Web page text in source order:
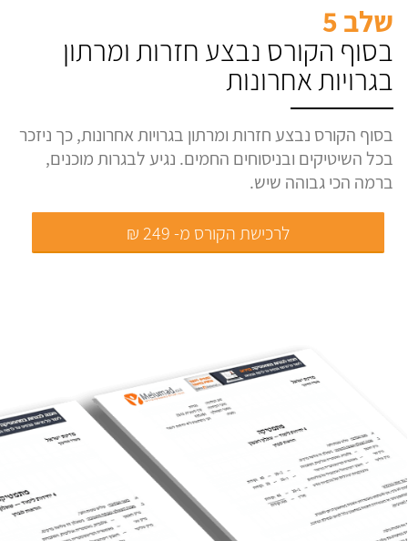
שלב 5
בסוף הקורס נבצע חזרות ומרתון
בגרויות אחרונות
בסוף הקורס נבצע חזרות ומרתון בגרויות אחרונות, כך ניזכר
בכל השיטיקים ובניסוחים החמים. נגיע לבגרות מוכנים,
ברמה הכי גבוהה שיש.
לרכישת הקורס מ- 249 ₪